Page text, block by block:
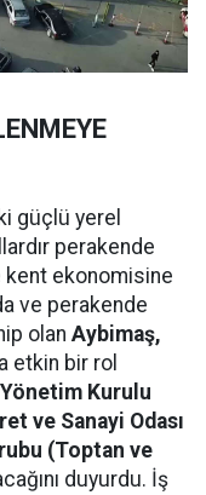
güçlü yerel
perakende
kent ekonomisine
ve perakende
olan Aybimaş,
etkin bir rol
Kurulu
ve Sanayi Odası
(Toptan ve
duyurdu. İş